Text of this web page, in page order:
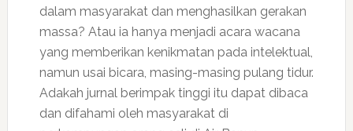
dalam masyarakat dan menghasilkan gerakan
massa? Atau ia hanya menjadi acara wacana
yang memberikan kenikmatan pada intelektual,
namun usai bicara, masing-masing pulang tidur.
Adakah jurnal berimpak tinggi itu dapat dibaca
dan difahami oleh masyarakat di